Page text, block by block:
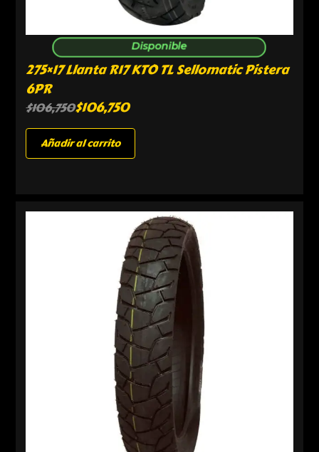
Disponible
275×17 Llanta R17 KTO TL Sellomatic Pistera
6PR
$106,750$106,750
Añadir al carrito